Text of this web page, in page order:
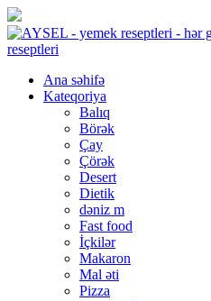
Ana səhifə
Kateqoriya
Balıq
Börək
Çay
Çörək
Desert
Dietik
dəniz m
Fast food
İçkilər
Makaron
Mal əti
Pizza